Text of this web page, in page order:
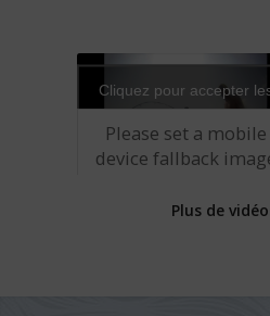
Cliquez pour accepter
cookies marketing et
activer ce contenu
Please set a mobile
device fallback
wordpress backend
Plus de